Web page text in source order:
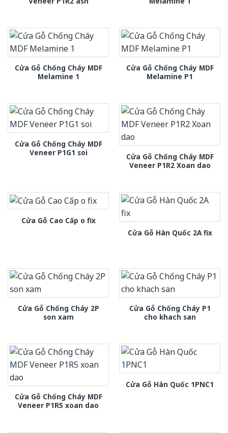
Cửa Gỗ Chống Cháy MDF
Melamine 1
Cửa Gỗ Chống Cháy MDF
Melamine P1
Cửa Gỗ Chống Cháy MDF
Veneer P1G1 soi
Cửa Gỗ Chống Cháy MDF
Veneer P1R2 Xoan dao
Cửa Gỗ Cao Cấp o fix
Cửa Gỗ Hàn Quốc 2A fix
Cửa Gỗ Chống Cháy 2P
son xam
Cửa Gỗ Chống Cháy P1
cho khach san
Cửa Gỗ Chống Cháy MDF
Veneer P1R5 xoan dao
Cửa Gỗ Hàn Quốc 1PNC1